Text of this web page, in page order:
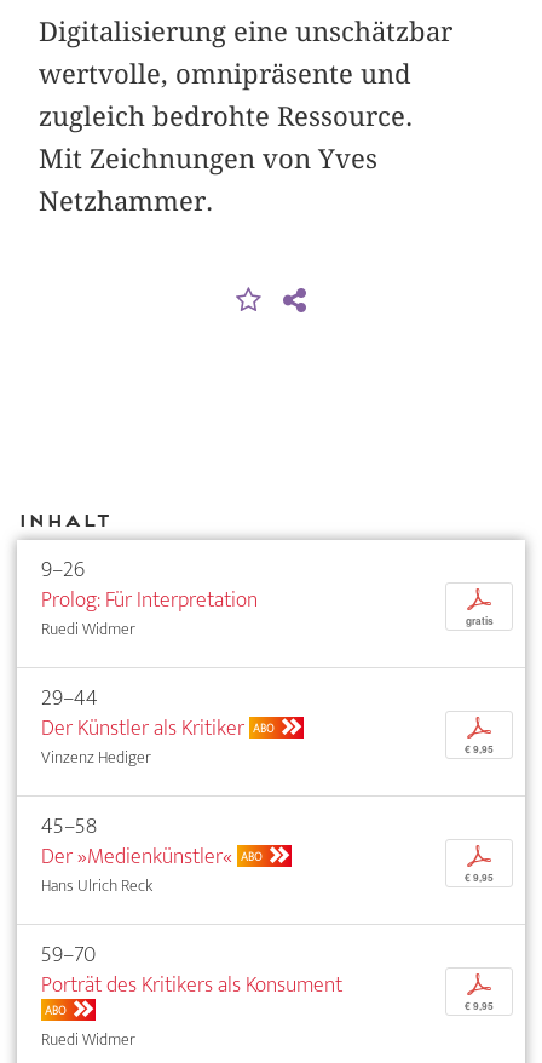
Digitalisierung eine unschätzbar
wertvolle, omnipräsente und
zugleich bedrohte Ressource.
Mit Zeichnungen von Yves
Netzhammer.
Inhalt
9–26
Prolog: Für Interpretation
Ruedi Widmer
p
gratis
29–44
Der Künstler als Kritiker ABO
Vinzenz Hediger
p
€ 9,95
45–58
Der »Medienkünstler« ABO
Hans Ulrich Reck
p
€ 9,95
59–70
Porträt des Kritikers als Konsument
ABO
Ruedi Widmer
p
€ 9,95